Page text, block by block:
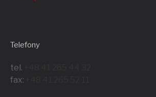
Telefony
tel.
fax: